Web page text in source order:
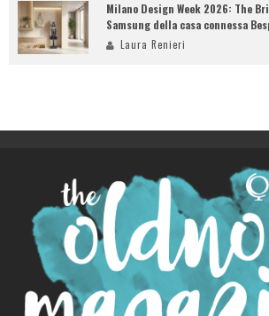
Milano Design Week 2026: The
Samsung della casa connessa
Laura Renieri